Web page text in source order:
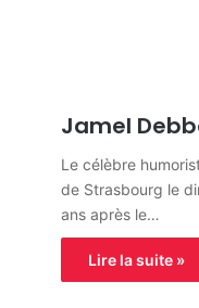
Jamel
Le célèbre
de Strasbourg le
ans après le…
Lire la suite »